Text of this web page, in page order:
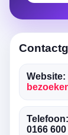
Website:
Telefoon:
0166 600